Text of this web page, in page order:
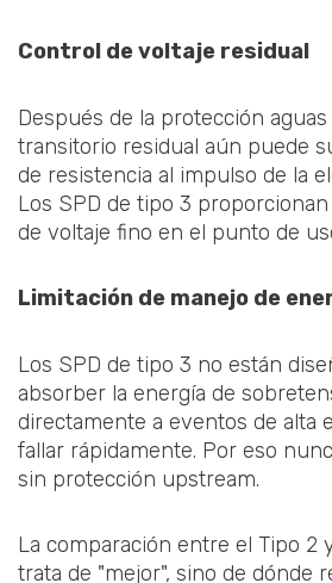
Control de voltaje residual
Después de la protección
transitorio residual aún puede
de resistencia al impulso de la
Los SPD de tipo 3
de voltaje fino en el punto de
Limitación de manejo de
Los SPD de tipo 3 no están
absorber la energía de
directamente a eventos de alta
fallar rápidamente. Por eso
sin protección upstream.
La comparación entre el Tipo 2
trata de "mejor", sino de dónde